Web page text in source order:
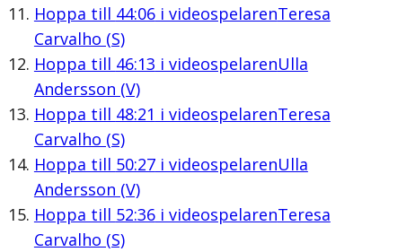
Hoppa till 44:06i videospelarenTeresa
Carvalho (S)
Hoppa till 46:13 i videospelarenUlla
Andersson (V)
Hoppa till 48:21 i videospelarenTeresa
Carvalho (S)
Hoppa till 50:27i videospelarenUlla
Andersson (V)
Hoppa till 52:36i videospelarenTeresa
Carvalho (S)